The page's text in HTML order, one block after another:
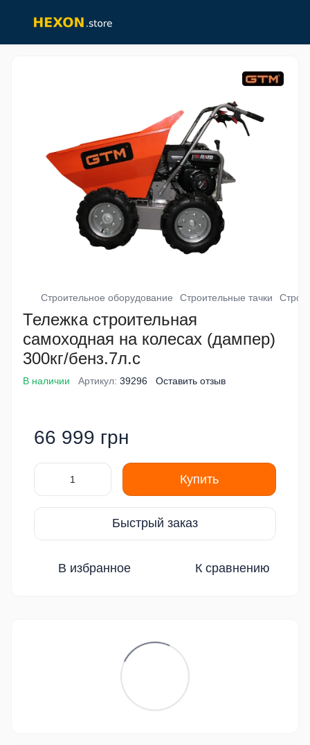
Строительное оборудование Строительные тачки
Тележка строительная
самоходная на колесах (дампер)
300кг/бенз.7л.с
В наличии Артикул: 39296 Оставить отзыв
66 999 грн
Купить
Быстрый заказ
В избранное К сравнению